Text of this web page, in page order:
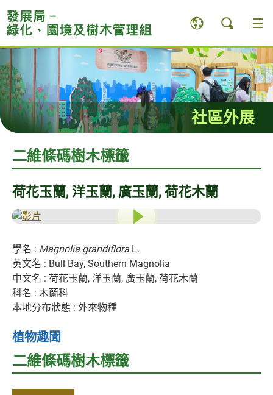
至
內
容
內
的
開
始
社區外展
二維條碼樹木標籤
荷花玉蘭, 洋玉蘭, 廣玉蘭, 荷花木蘭
學名 : Magnolia grandiflora L.
英文名 : Bull Bay, Southern Magnolia
中文名 : 荷花玉蘭, 洋玉蘭, 廣玉蘭, 荷花木蘭
科名 : 木蘭科
本地分布狀態 : 外來物種
植物趣聞
二維條碼樹木標籤